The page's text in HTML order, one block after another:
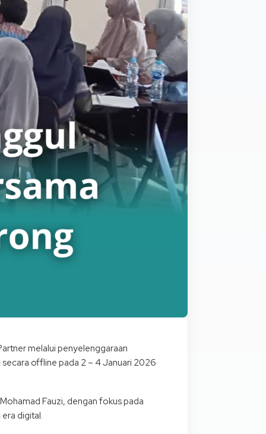
melalui penyelenggaraan
secara offline pada 2 – 4 Januari 2026
Fauzi, dengan fokus pada
digital.